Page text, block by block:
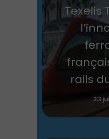
Texelis
rails
23